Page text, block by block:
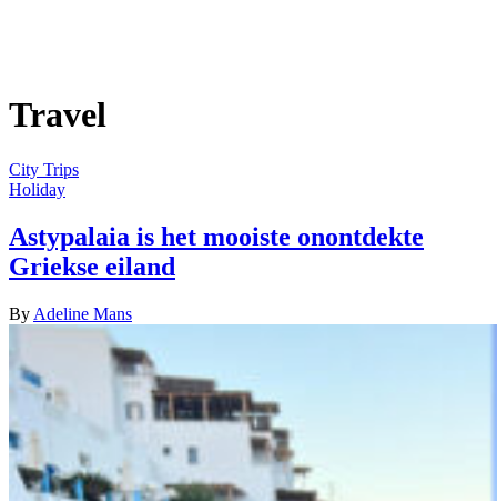
Travel
City Trips
Holiday
Astypalaia is het mooiste onontdekte
Griekse eiland
By Adeline Mans